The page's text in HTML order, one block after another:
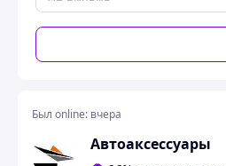
Был online: вчера
Автоаксессуары